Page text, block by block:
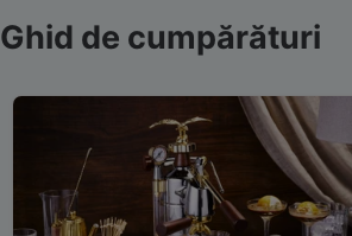
Ghid de cumpărături